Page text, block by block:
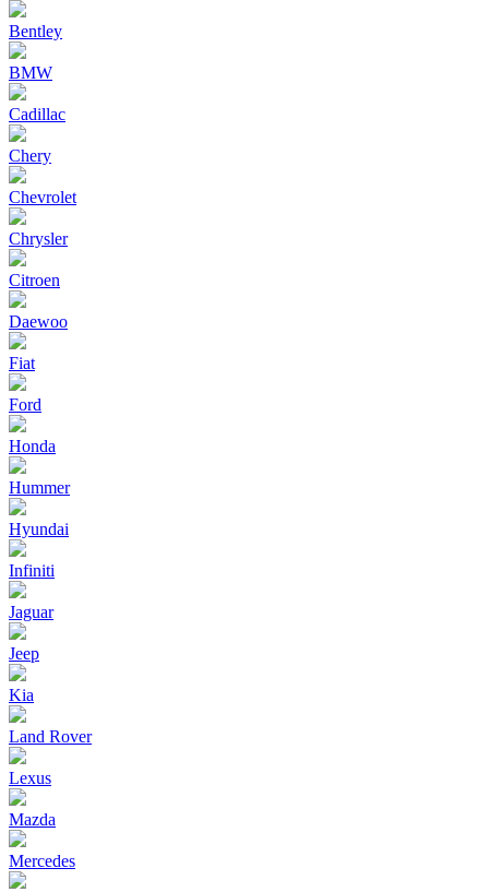
Bentley
BMW
Cadillac
Chery
Chevrolet
Chrysler
Citroen
Daewoo
Fiat
Ford
Honda
Hummer
Hyundai
Infiniti
Jaguar
Jeep
Kia
Land Rover
Lexus
Mazda
Mercedes